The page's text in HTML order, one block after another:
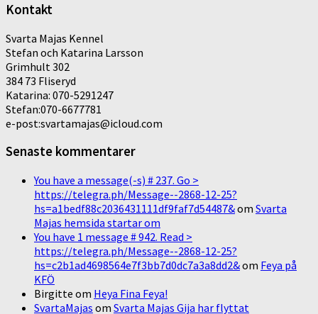
Kontakt
Svarta Majas Kennel
Stefan och Katarina Larsson
Grimhult 302
384 73 Fliseryd
Katarina: 070-5291247
Stefan:070-6677781
e-post:svartamajas@icloud.com
Senaste kommentarer
You have a message(-s) # 237. Go >
https://telegra.ph/Message--2868-12-25?
hs=a1bedf88c2036431111df9faf7d54487&om Svarta
Majas hemsida startar om
You have 1 message # 942. Read >
https://telegra.ph/Message--2868-12-25?
hs=c2b1ad4698564e7f3bb7d0dc7a3a8dd2&om Feya på
KFÖ
Birgitte om Heya Fina Feya!
SvartaMajas om Svarta Majas Gija har flyttat